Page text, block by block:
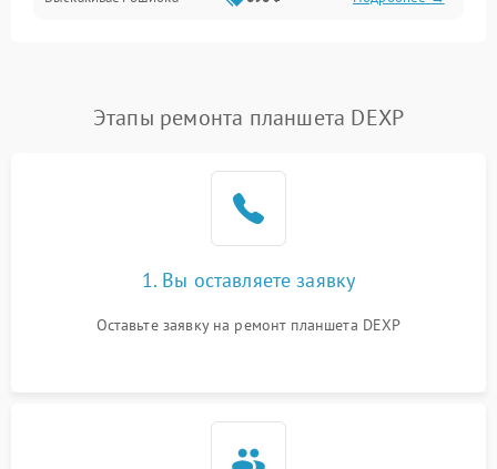
Сеть и интернет
Память и данные
Режим работы
Этапы ремонта планшета DEXP
1. Вы оставляете заявку
Оставьте заявку на ремонт планшета DEXP